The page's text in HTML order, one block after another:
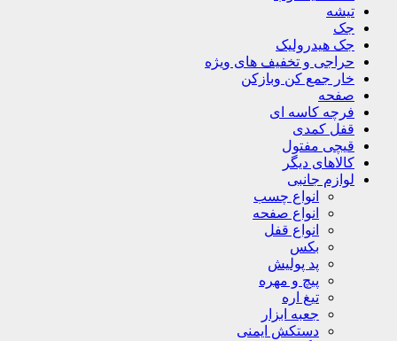
تیشه
جک
جک هیدرولیک
حراجی و تخفیف های ویژه
خار جمع کن وبازکن
صفحه
فرچه کاسه ای
قفل کمدی
قیچی مفتول
کالاهای دیگر
لوازم جانبی
انواع چسب
انواع صفحه
انواع قفل
بکس
پد پولیش
پیچ و مهره
تیغ اره
جعبه ابزار
دستکش ایمنی